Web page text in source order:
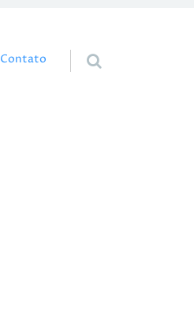
Contato